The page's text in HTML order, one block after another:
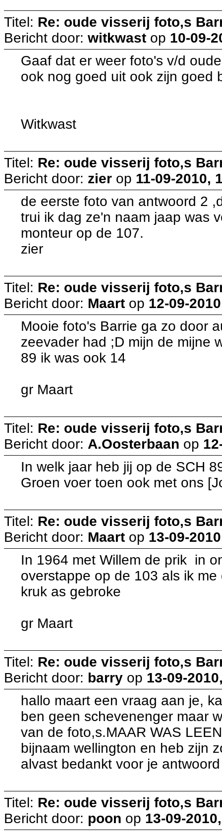
Titel: Re: oude visserij foto,s
Bericht door: witkwast op 10-09-
Gaaf dat er weer foto's v/d
ook nog goed uit ook zijn goed
Witkwast
Titel: Re: oude visserij foto,s
Bericht door: zier op 11-09-2010,
de eerste foto van antwoord 2
trui ik dag ze'n naam jaap was
monteur op de 107.
zier
Titel: Re: oude visserij foto,s
Bericht door: Maart op 12-09-
Mooie foto's Barrie ga zo door
zeevader had ;D mijn de mijne
89 ik was ook 14
gr Maart
Titel: Re: oude visserij foto,s
Bericht door: A.Oosterbaan op
In welk jaar heb jij op de SCH
Groen voer toen ook met ons
Titel: Re: oude visserij foto,s
Bericht door: Maart op 13-09-
In 1964 met Willem de prik in
overstappe op de 103 als ik
kruk as gebroke
gr Maart
Titel: Re: oude visserij foto,s
Bericht door: barry op 13-09-
hallo maart een vraag aan je,
ben geen schevenenger maar
van de foto,s.MAAR WAS
bijnaam wellington en heb zijn
alvast bedankt voor je
Titel: Re: oude visserij foto,s
Bericht door: poon op 13-09-